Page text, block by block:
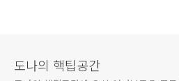
도나의 핵팁공간